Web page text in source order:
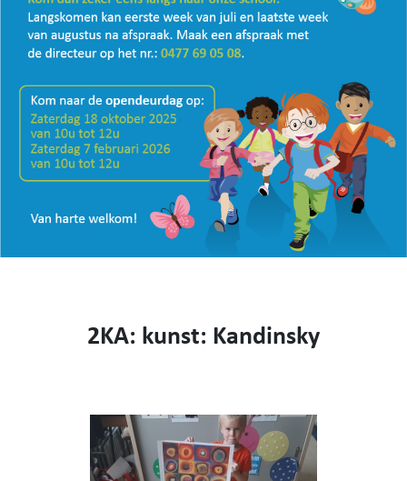
OP DE MIDDAG
DOWNLOADS
DIGITALE PLATFORMEN
VISIE
WEBSHOP
VIDEO
Burstdorp 1, 9420 Burst
info@sfsburst.be
2KA: kunst: Kandinsky